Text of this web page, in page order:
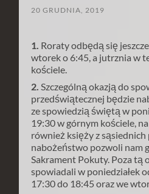
20 GRUDNIA, 2019
1. Roraty odbędą się
wtorek o 6:45, a jutrznia w
kościele.
2. Szczególną okazją do
przedświątecznej będzie
ze spowiedzią świętą w
19:30 w górnym kościele,
również księży z
nabożeństwo pozwoli nam
Sakrament Pokuty. Poza tą
spowiadali w poniedziałek
17:30 do 18:45 oraz we